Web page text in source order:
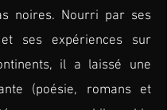
noires. Nourri par ses
ses expériences sur
il a laissé une
(poésie, romans et